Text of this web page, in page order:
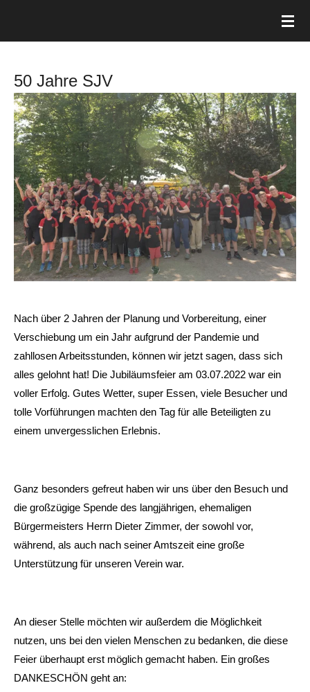
50 Jahre SJV
Nach über 2 Jahren der Planung und Vorbereitung, einer
Verschiebung um ein Jahr aufgrund der Pandemie und
zahllosen Arbeitsstunden, können wir jetzt sagen, dass sich
alles gelohnt hat! Die Jubiläumsfeier am 03.07.2022 war ein
voller Erfolg. Gutes Wetter, super Essen, viele Besucher und
tolle Vorführungen machten den Tag für alle Beteiligten zu
einem unvergesslichen Erlebnis.
Ganz besonders gefreut haben wir uns über den Besuch und
die großzügige Spende des langjährigen, ehemaligen
Bürgermeisters Herrn Dieter Zimmer, der sowohl vor,
während, als auch nach seiner Amtszeit eine große
Unterstützung für unseren Verein war.
An dieser Stelle möchten wir außerdem die Möglichkeit
nutzen, uns bei den vielen Menschen zu bedanken, die diese
Feier überhaupt erst möglich gemacht haben. Ein großes
DANKESCHÖN geht an: